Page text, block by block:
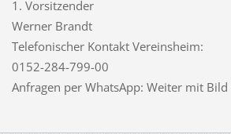
1. Vorsitzender
Werner Brandt
Telefonischer Kontakt Vereinsheim:
0152-284-799-00
Anfragen per WhatsApp: Weiter mit